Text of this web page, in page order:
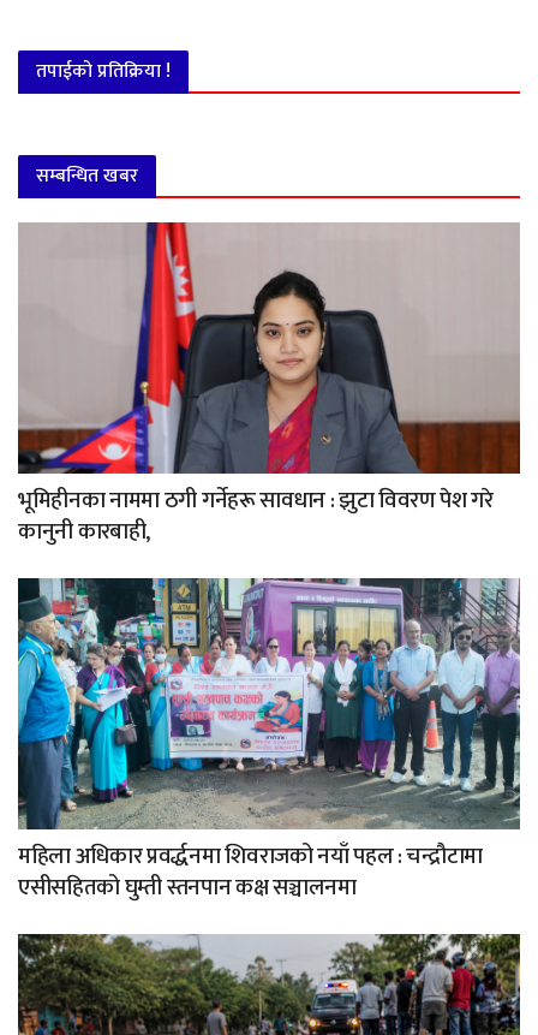
तपाईको प्रतिक्रिया !
सम्बन्धित खबर
भूमिहीनका नाममा ठगी गर्नेहरू सावधान : झुटा विवरण पेश गरे
कानुनी कारबाही,
महिला अधिकार प्रवर्द्धनमा शिवराजको नयाँ पहल : चन्द्रौटामा
एसीसहितको घुम्ती स्तनपान कक्ष सञ्चालनमा